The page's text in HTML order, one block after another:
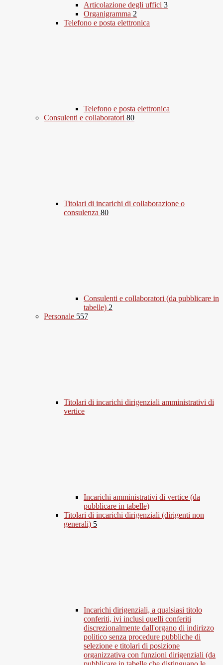
Articolazione degli uffici 3
Organigramma 2
Telefono e posta elettronica
Telefono e posta elettronica
Consulenti e collaboratori 80
Titolari di incarichi di collaborazione o
consulenza 80
Consulenti e collaboratori (da pubblicare in
tabelle) 2
Personale 557
Titolari di incarichi dirigenziali amministrativi di
vertice
Incarichi amministrativi di vertice (da
pubblicare in tabelle)
Titolari di incarichi dirigenziali (dirigenti non
generali) 5
Incarichi dirigenziali, a qualsiasi titolo
conferiti, ivi inclusi quelli conferiti
discrezionalmente dall'organo di indirizzo
politico senza procedure pubbliche di
selezione e titolari di posizione
organizzativa con funzioni dirigenziali (da